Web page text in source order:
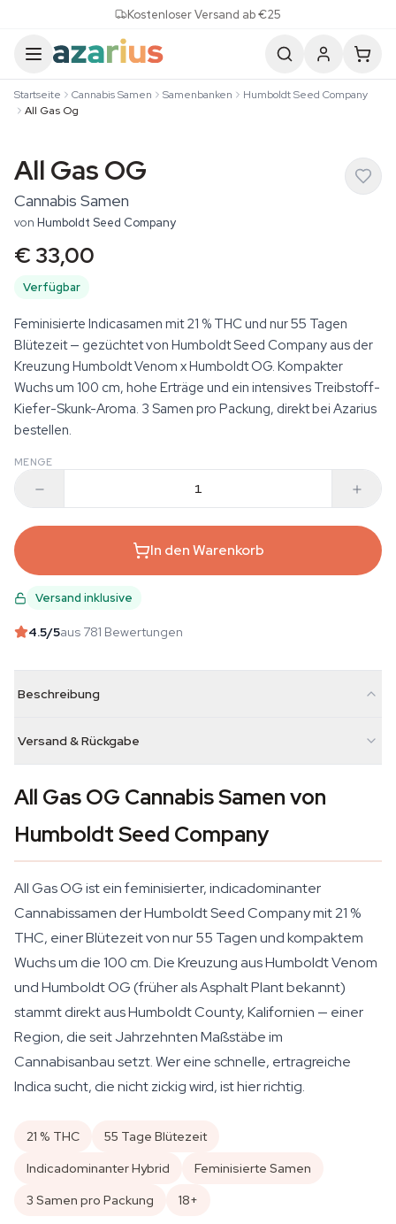
Kostenloser Versand ab €25
Startseite Cannabis Samen Samenbanken
Humboldt Seed Company
All Gas Og
All Gas OG
Cannabis Samen
von Humboldt Seed Company
€ 33,00
Verfügbar
Feminisierte Indicasamen mit 21 % THC und nur 55 Tagen
Blütezeit — gezüchtet von Humboldt Seed Company aus der
Kreuzung Humboldt Venom x Humboldt OG. Kompakter
Wuchs um 100 cm, hohe Erträge und ein intensives Treibstoff-
Kiefer-Skunk-Aroma. 3 Samen pro Packung, direkt bei Azarius
bestellen.
MENGE
In den Warenkorb
Versand inklusive
4.5/5aus 781 Bewertungen
Beschreibung
Versand & Rückgabe
All Gas OG Cannabis Samen von
Humboldt Seed Company
All Gas OG ist ein feminisierter, indicadominanter
Cannabissamen der Humboldt Seed Company mit 21 %
THC, einer Blütezeit von nur 55 Tagen und kompaktem
Wuchs um die 100 cm. Die Kreuzung aus Humboldt Venom
und Humboldt OG (früher als Asphalt Plant bekannt)
stammt direkt aus Humboldt County, Kalifornien — einer
Region, die seit Jahrzehnten Maßstäbe im
Cannabisanbau setzt. Wer eine schnelle, ertragreiche
Indica sucht, die nicht zickig wird, ist hier richtig.
21 % THC
55 Tage Blütezeit
Indicadominanter Hybrid
Feminisierte Samen
3 Samen pro Packung
18+